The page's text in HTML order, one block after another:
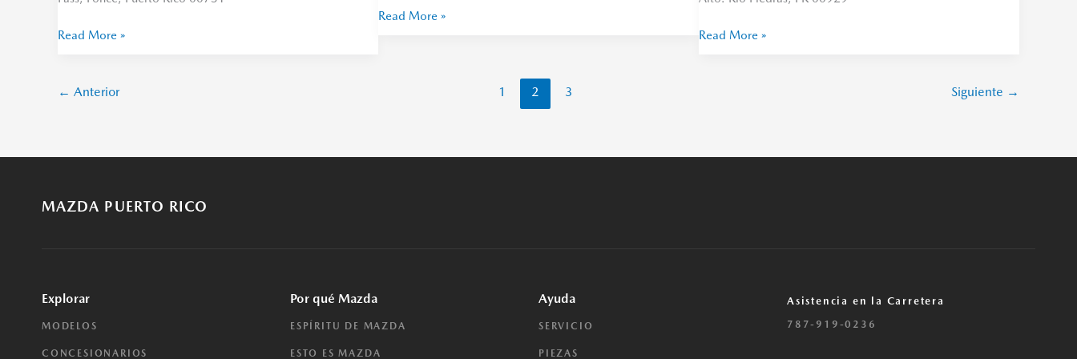
Read More »
Read More »
Read More »
← Anterior 1 2 3 Siguiente →
MAZDA PUERTO RICO
Explorar
MODELOS
CONCESIONARIOS
Por qué Mazda
ESPÍRITU DE MAZDA
ESTO ES MAZDA
Ayuda
SERVICIO
PIEZAS
Asistencia en la Carretera
787-919-0236